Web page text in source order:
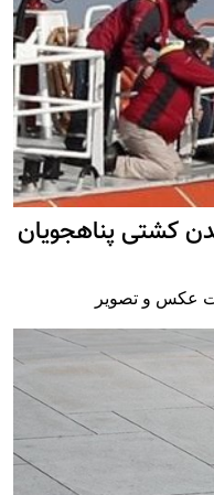
کشتی پناهجویان
عکس و تصویر